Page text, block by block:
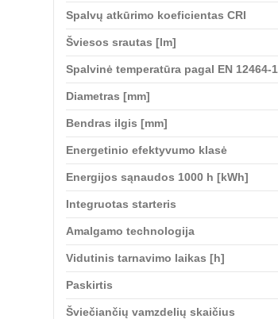
Spalvų atkūrimo koeficientas CRI
Šviesos srautas [lm]
Spalvinė temperatūra pagal EN 12464-1
Diametras [mm]
Bendras ilgis [mm]
Energetinio efektyvumo klasė
Energijos sąnaudos 1000 h [kWh]
Integruotas starteris
Amalgamo technologija
Vidutinis tarnavimo laikas [h]
Paskirtis
Šviečiančių vamzdelių skaičius